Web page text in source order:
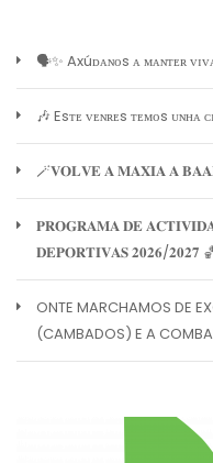
🗣️✨ Axúᴅᴀɴᴏs ᴀ ᴍᴀɴᴛᴇʀ
🎶 Esᴛᴇ ᴠᴇɴʀᴇs ᴛᴇᴍᴏs ᴜɴʜᴀ
🪄𝐕𝐎𝐋𝐕𝐄 𝐀 𝐌𝐀𝐗𝐈𝐀 𝐀
𝐏𝐑𝐎𝐆𝐑𝐀𝐌𝐀 𝐃𝐄
𝐃𝐄𝐏𝐎𝐑𝐓𝐈𝐕𝐀𝐒 𝟐𝟎𝟐𝟔/𝟐𝟎𝟐𝟕
ONTE MARCHAMOS DE
(CAMBADOS) E A